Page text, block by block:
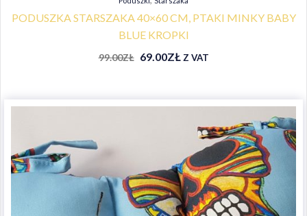
PODUSZKA STARSZAKA 40×60 CM, PTAKI MINKY BABY
BLUE KROPKI
99.00ZŁ 69.00ZŁ Z VAT